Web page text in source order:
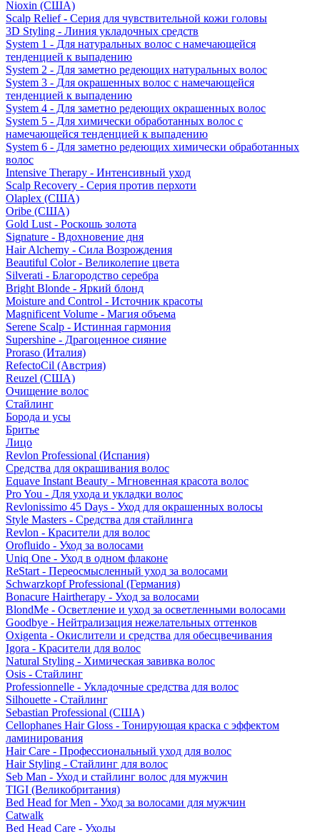
Nioxin (США)
Scalp Relief - Серия для чувствительной кожи головы
3D Styling - Линия укладочных средств
System 1 - Для натуральных волос с намечающейся
тенденцией к выпадению
System 2 - Для заметно редеющих натуральных волос
System 3 - Для окрашенных волос с намечающейся
тенденцией к выпадению
System 4 - Для заметно редеющих окрашенных волос
System 5 - Для химически обработанных волос с
намечающейся тенденцией к выпадению
System 6 - Для заметно редеющих химически обработанных
волос
Intensive Therapy - Интенсивный уход
Scalp Recovery - Серия против перхоти
Olaplex (США)
Oribe (США)
Gold Lust - Роскошь золота
Signature - Вдохновение дня
Hair Alchemy - Сила Возрождения
Beautiful Color - Великолепие цвета
Silverati - Благородство серебра
Bright Blonde - Яркий блонд
Moisture and Control - Источник красоты
Magnificent Volume - Магия объема
Serene Scalp - Истинная гармония
Supershine - Драгоценное сияние
Proraso (Италия)
RefectoCil (Австрия)
Reuzel (США)
Очищение волос
Стайлинг
Борода и усы
Бритье
Лицо
Revlon Professional (Испания)
Средства для окрашивания волос
Equave Instant Beauty - Мгновенная красота волос
Pro You - Для ухода и укладки волос
Revlonissimo 45 Days - Уход для окрашенных волосы
Style Masters - Средства для стайлинга
Revlon - Красители для волос
Orofluido - Уход за волосами
Uniq One - Уход в одном флаконе
ReStart - Переосмысленный уход за волосами
Schwarzkopf Professional (Германия)
Bonacure Hairtherapy - Уход за волосами
BlondMe - Осветление и уход за осветленными волосами
Goodbye - Нейтрализация нежелательных оттенков
Oxigenta - Окислители и средства для обесцвечивания
Igora - Красители для волос
Natural Styling - Химическая завивка волос
Osis - Стайлинг
Professionnelle - Укладочные средства для волос
Silhouette - Стайлинг
Sebastian Professional (США)
Cellophanes Hair Gloss - Тонирующая краска с эффектом
ламинирования
Hair Care - Профессиональный уход для волос
Hair Styling - Стайлинг для волос
Seb Man - Уход и стайлинг волос для мужчин
TIGI (Великобритания)
Bed Head for Men - Уход за волосами для мужчин
Catwalk
Bed Head Care - Уходы